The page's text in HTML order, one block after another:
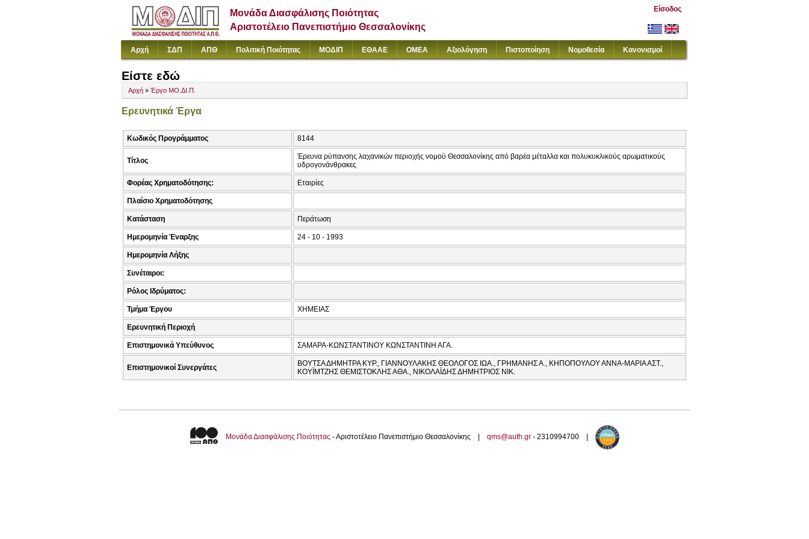
Μονάδα Διασφάλισης Ποιότητας
Αριστοτέλειο Πανεπιστήμιο Θεσσαλονίκης
Είσοδος
Αρχή ΣΔΠ ΑΠΘ Πολιτική Ποιότητας ΜΟΔΙΠ ΕΘΑΑΕ ΟΜΕΑ Αξιολόγηση Πιστοποίηση Νομοθεσία Κανονισμοί
Είστε εδώ
Αρχή » Έργο ΜΟ.ΔΙ.Π.
Ερευνητικά Έργα
Κωδικός Προγράμματος 8144
Τίτλος
Έρευνα ρύπανσης λαχανικών περιοχής νομού Θεσσαλονίκης από βαρέα μέταλλα και πολυκυκλικούς αρωματικούς
υδρογονάνθρακες
Φορέας Χρηματοδότησης: Εταιρίες
Πλαίσιο Χρηματοδότησης
Κατάσταση Περάτωση
Ημερομηνία Έναρξης 24 - 10 - 1993
Ημερομηνία Λήξης
Συνέταιροι:
Ρόλος Ιδρύματος:
Τμήμα Έργου ΧΗΜΕΙΑΣ
Ερευνητική Περιοχή
Επιστημονικά Υπεύθυνος ΣΑΜΑΡΑ-ΚΩΝΣΤΑΝΤΙΝΟΥ ΚΩΝΣΤΑΝΤΙΝΗ ΑΓΑ.
Επιστημονικοί Συνεργάτες
ΒΟΥΤΣΑ ΔΗΜΗΤΡΑ ΚΥΡ., ΓΙΑΝΝΟΥΛΑΚΗΣ ΘΕΟΛΟΓΟΣ ΙΩΑ., ΓΡΗΜΑΝΗΣ Α., ΚΗΠΟΠΟΥΛΟΥ ΑΝΝΑ-ΜΑΡΙΑ ΑΣΤ.,
ΚΟΥΪΜΤΖΗΣ ΘΕΜΙΣΤΟΚΛΗΣ ΑΘΑ., ΝΙΚΟΛΑΪΔΗΣ ΔΗΜΗΤΡΙΟΣ ΝΙΚ.
Μονάδα Διασφάλισης Ποιότητας - Αριστοτέλειο Πανεπιστήμιο Θεσσαλονίκης | qms@auth.gr - 2310994700 |